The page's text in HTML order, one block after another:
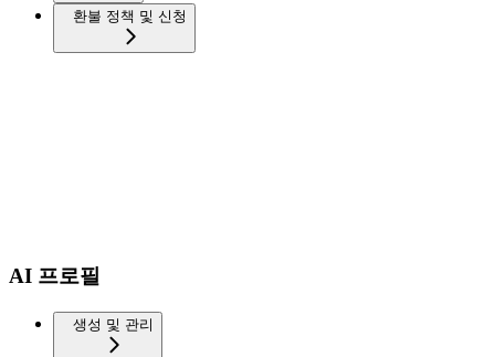
환불 정책 및 신청
AI 프로필
생성 및 관리